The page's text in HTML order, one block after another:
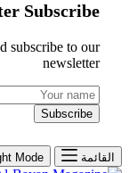
Subscribe
subscribe to our
newsletter
Subscribe
القائمة Mode